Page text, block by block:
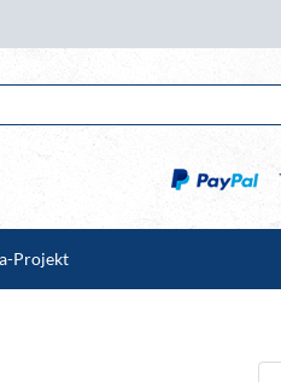
Projekt